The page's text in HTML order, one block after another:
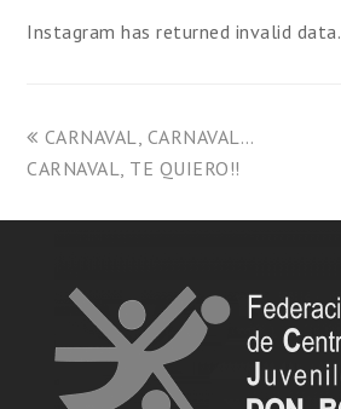
Instagram has returned invalid data.
CARNAVAL, CARNAVAL…
CARNAVAL, TE QUIERO!!